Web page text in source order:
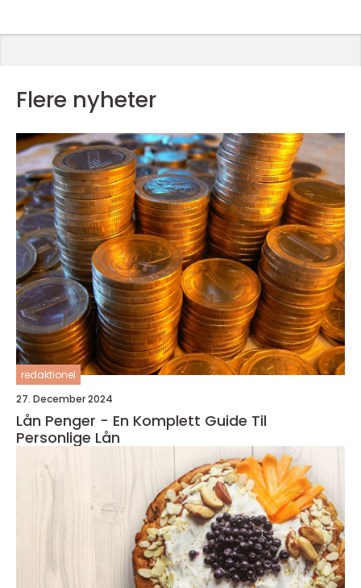
Flere nyheter
redaktionel
27. December 2024
Lån Penger - En Komplett Guide Til
Personlige Lån